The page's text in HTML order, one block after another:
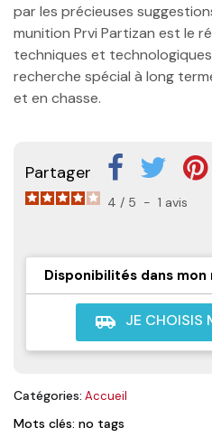
par les précieuses
munition Prvi Partizan est le
techniques et
recherche spécial à long
et en chasse.
Partager
4 / 5 - 1 avis
Disponibilités dans mon
airport_shuttle JE CHOISIS
Catégories: Accueil
Mots clés: no tags